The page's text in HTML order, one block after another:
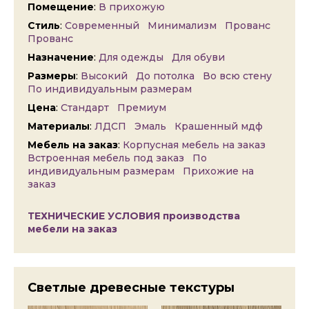
Помещение: В прихожую
Стиль: Современный Минимализм
Прованс
Прованс
Назначение: Для одежды
Для обуви
Размеры: Высокий До потолка
Во всю стену
По индивидуальным размерам
Цена: Стандарт
Премиум
Материалы: ЛДСП Эмаль
Крашенный мдф
Мебель на заказ: Корпусная мебель на заказ
Встроенная мебель под заказ
По
индивидуальным размерам
Прихожие на
заказ
ТЕХНИЧЕСКИЕ УСЛОВИЯ производства
мебели на заказ
Светлые древесные текстуры